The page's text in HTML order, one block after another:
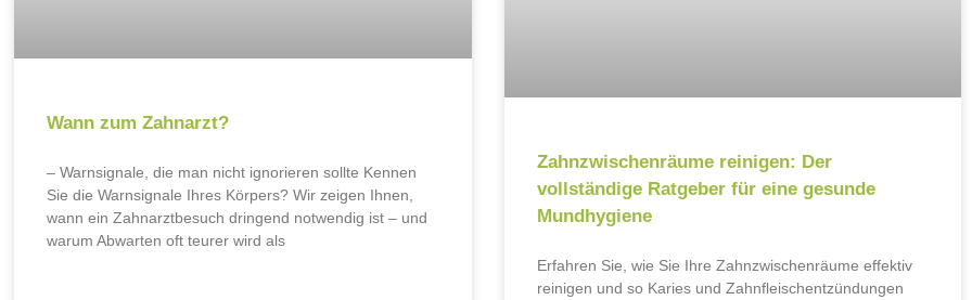
Wann zum Zahnarzt?
– Warnsignale, die man nicht ignorieren sollte Kennen
Sie die Warnsignale Ihres Körpers? Wir zeigen Ihnen,
wann ein Zahnarztbesuch dringend notwendig ist – und
warum Abwarten oft teurer wird als
Zahnzwischenräume reinigen: Der
vollständige Ratgeber für eine gesunde
Mundhygiene
Erfahren Sie, wie Sie Ihre Zahnzwischenräume effektiv
reinigen und so Karies und Zahnfleischentzündungen